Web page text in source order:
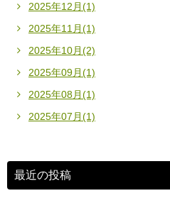
2025年12月(1)
2025年11月(1)
2025年10月(2)
2025年09月(1)
2025年08月(1)
2025年07月(1)
最近の投稿